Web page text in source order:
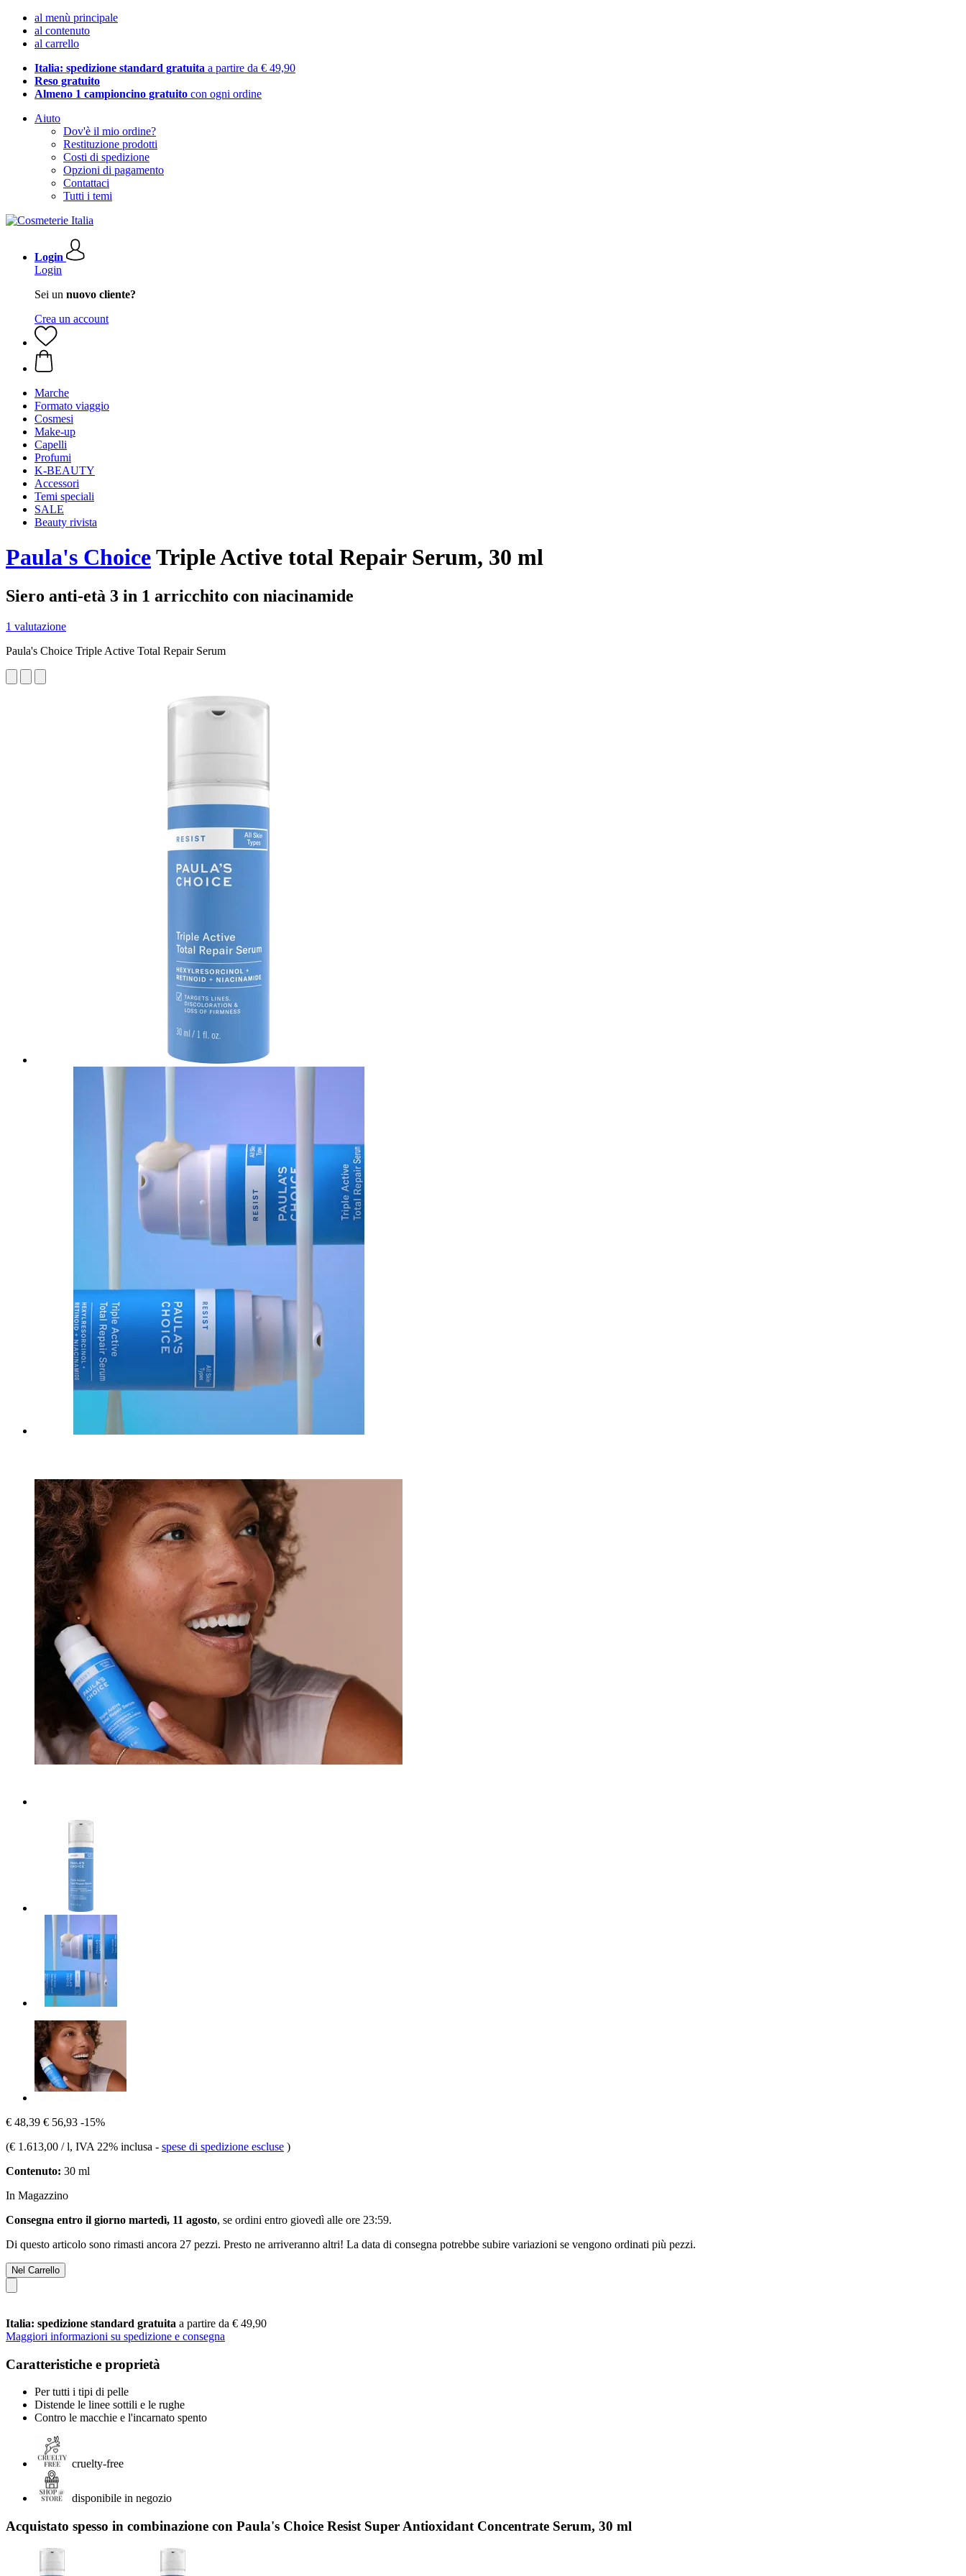
al menù principale
al contenuto
al carrello
Italia: spedizione standard gratuita a partire da € 49,90
Reso gratuito
Almeno 1 campioncino gratuito con ogni ordine
Aiuto
Dov'è il mio ordine?
Restituzione prodotti
Costi di spedizione
Opzioni di pagamento
Contattaci
Tutti i temi
Login
Login
Sei un nuovo cliente?
Crea un account
Marche
Formato viaggio
Cosmesi
Make-up
Capelli
Profumi
K-BEAUTY
Accessori
Temi speciali
SALE
Beauty rivista
Paula's ChoiceTriple Active total Repair Serum, 30 ml
Siero anti-età 3 in 1 arricchito con niacinamide
1 valutazione
Paula's Choice Triple Active Total Repair Serum
€ 48,39 € 56,93 -15%
(€ 1.613,00 / l, IVA 22% inclusa - spese di spedizione escluse )
Contenuto: 30 ml
In Magazzino
Consegna entro il giorno martedì, 11 agosto, se ordini entro giovedì alle ore 23:59.
Di questo articolo sono rimasti ancora 27 pezzi. Presto ne arriveranno altri! La data di consegna potrebbe subire variazioni se vengono ordinati più pezzi.
Nel Carrello
Italia: spedizione standard gratuita a partire da € 49,90
Maggiori informazioni su spedizione e consegna
Caratteristiche e proprietà
Per tutti i tipi di pelle
Distende le linee sottili e le rughe
Contro le macchie e l'incarnato spento
cruelty-free
disponibile in negozio
Acquistato spesso in combinazione con Paula's Choice Resist Super Antioxidant Concentrate Serum, 30 ml